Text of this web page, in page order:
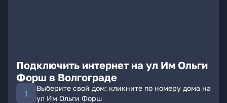
Подключить интернет на ул Им Ольги
Форш в Волгограде
Выберите свой дом: кликните по номеру дома на
ул Им Ольги Форш